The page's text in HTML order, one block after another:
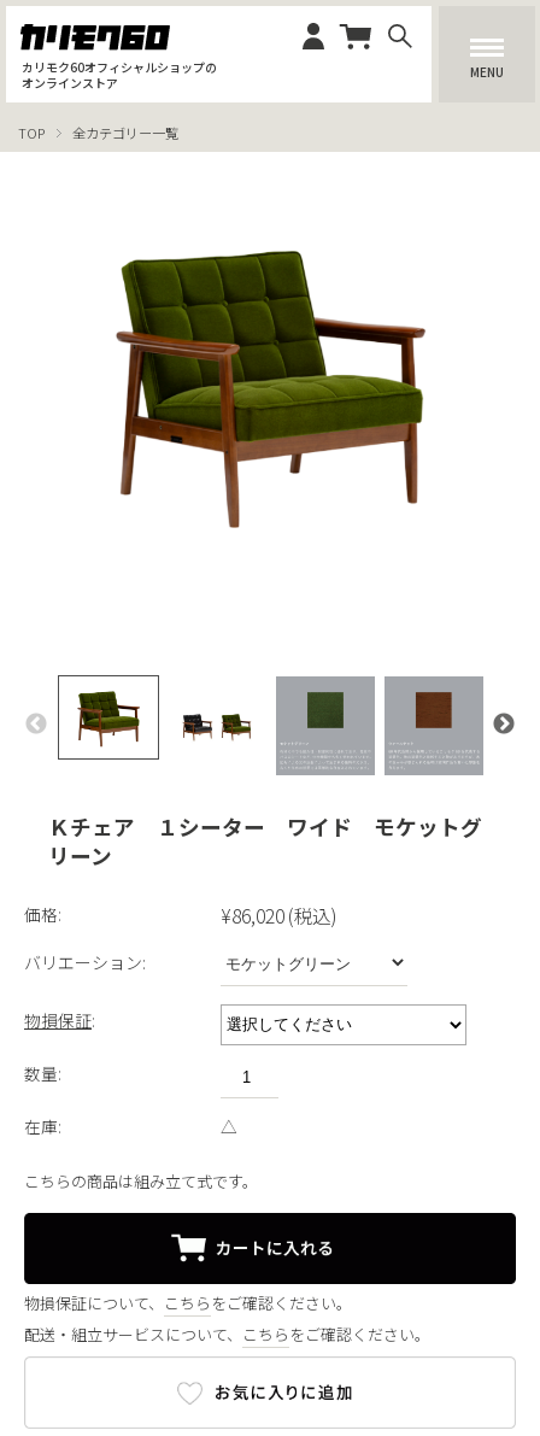
カリモク60オフィシャルショップの
オンラインストア
MENU
TOP 全カテゴリー一覧
Ｋチェア １シーター ワイド モケットグ
リーン
価格: ¥86,020(税込)
バリエーション:
物損保証:
数量:
在庫: △
こちらの商品は組み立て式です。
物損保証について、 こちら をご確認ください。
配送・組立サービスについて、 こちら をご確認ください。